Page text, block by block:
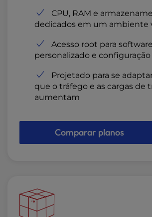
CPU, RAM e
dedicados em um ambiente
Acesso root para software
personalizado e
Projetado para se
que o tráfego e as cargas de
aumentam
Comparar planos